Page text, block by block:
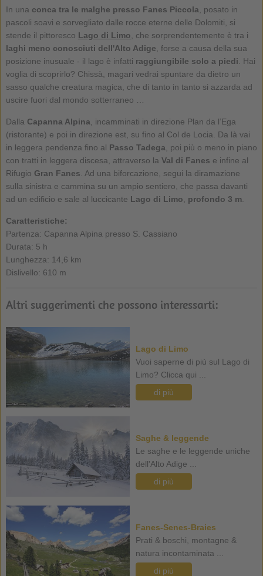
In una conca tra le malghe presso Fanes Piccola , posato in
pascoli soavi e sorvegliato dalle rocce eterne delle Dolomiti, si
stende il pittoresco Lago di Limo , che sorprendentemente è tra i
laghi meno conosciuti dell'Alto Adige , forse a causa della sua
posizione inusuale - il lago è infatti raggiungibile solo a piedi . Hai
voglia di scoprirlo? Chissà, magari vedrai spuntare da dietro un
sasso qualche creatura magica, che di tanto in tanto si azzarda ad
uscire fuori dal mondo sotterraneo …
Dalla Capanna Alpina , incamminati in direzione Plan da l’Ega
(ristorante) e poi in direzione est, su fino al Col de Locia. Da là vai
in leggera pendenza fino al Passo Tadega , poi più o meno in piano
con tratti in leggera discesa, attraverso la Val di Fanes e infine al
Rifugio Gran Fanes . Ad una biforcazione, segui la diramazione
sulla sinistra e cammina su un ampio sentiero, che passa davanti
ad un edificio e sale al luccicante Lago di Limo profondo 3 m.
Caratteristiche:
Partenza: Capanna Alpina presso S. Cassiano
Durata: 5 h
Lunghezza: 14,6 km
Dislivello: 610 m
Altri suggerimenti che possono interessarti:
Lago di Limo
Vuoi saperne di più sul Lago di
Limo? Clicca qui ...
di più
Saghe & leggende
Le saghe e le leggende uniche
dell'Alto Adige ...
di più
Fanes-Senes-Braies
Prati & boschi, montagne &
natura incontaminata ...
di più